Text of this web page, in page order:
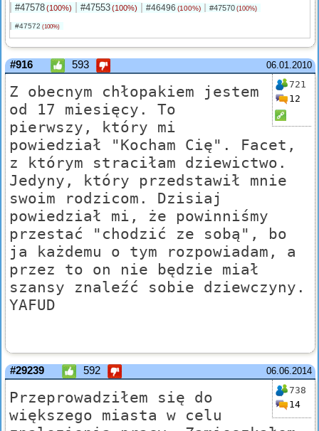
#47578(100%) #47553(100%) #46496 (100%) #47570 (100%)
#47572 (100%)
06.01.2010
#916 593
721
12
Z obecnym chłopakiem jestem
od 17 miesięcy. To
pierwszy, który mi
powiedział "Kocham Cię". Facet,
z którym straciłam dziewictwo.
Jedyny, który przedstawił mnie
swoim rodzicom. Dzisiaj
powiedział mi, że powinniśmy
przestać "chodzić ze sobą", bo
ja każdemu o tym rozpowiadam, a
przez to on nie będzie miał
szansy znaleźć sobie dziewczyny.
YAFUD
06.06.2014
#29239 592
738
14
Przeprowadziłem się do
większego miasta w celu